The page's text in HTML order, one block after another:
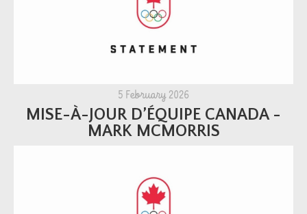
5 February 2026
MISE-À-JOUR D’ÉQUIPE CANADA -
MARK MCMORRIS